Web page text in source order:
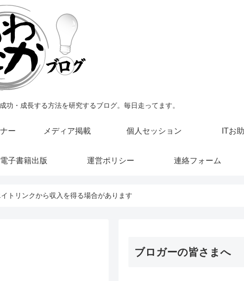
功・成長する方法を研究するブログ。毎日走ってます。
ー メディア掲載 個人セッション ITお
電子書籍出版 運営ポリシー 連絡フォーム
トリンクから収入を得る場合があります
ブロガーの皆さまへ